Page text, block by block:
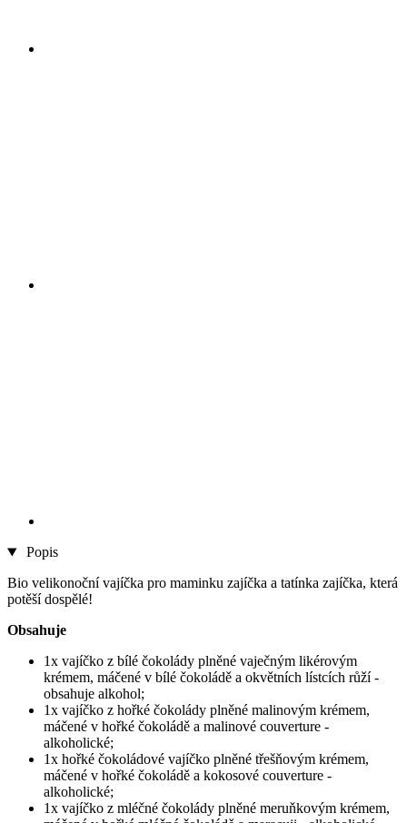
Popis
Bio velikonoční vajíčka pro maminku zajíčka a tatínka zajíčka, která
potěší dospělé!
Obsahuje
1x vajíčko z bílé čokolády plněné vaječným likérovým
krémem, máčené v bílé čokoládě a okvětních lístcích růží -
obsahuje alkohol;
1x vajíčko z hořké čokolády plněné malinovým krémem,
máčené v hořké čokoládě a malinové couverture -
alkoholické;
1x hořké čokoládové vajíčko plněné třešňovým krémem,
máčené v hořké čokoládě a kokosové couverture -
alkoholické;
1x vajíčko z mléčné čokolády plněné meruňkovým krémem,